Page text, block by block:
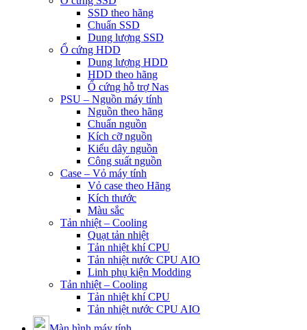
SSD theo hãng
Chuẩn SSD
Dung lượng SSD
Ổ cứng HDD
Dung lượng HDD
HDD theo hãng
Ổ cứng hỗ trợ Nas
PSU – Nguồn máy tính
Nguồn theo hãng
Chuẩn nguồn
Kích cỡ nguồn
Kiểu dây nguồn
Công suất nguồn
Case – Vỏ máy tính
Vỏ case theo Hãng
Kích thước
Màu sắc
Tản nhiệt – Cooling
Quạt tản nhiệt
Tản nhiệt khí CPU
Tản nhiệt nước CPU AIO
Linh phụ kiện Modding
Tản nhiệt – Cooling
Tản nhiệt khí CPU
Tản nhiệt nước CPU AIO